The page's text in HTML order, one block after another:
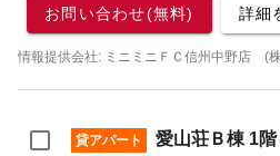
お問い合わせ(無料) 詳細
情報提供会社: ミニミニＦＣ信州中野店 (
貸アパート 愛山荘Ｂ棟 1